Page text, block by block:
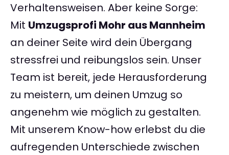
Verhaltensweisen. Aber keine Sorge:
Mit Umzugsprofi Mohr aus Mannheim
an deiner Seite wird dein Übergang
stressfrei und reibungslos sein. Unser
Team ist bereit, jede Herausforderung
zu meistern, um deinen Umzug so
angenehm wie möglich zu gestalten.
Mit unserem Know-how erlebst du die
aufregenden Unterschiede zwischen